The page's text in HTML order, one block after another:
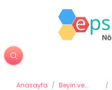
Anasayfa / Beyin ve
/